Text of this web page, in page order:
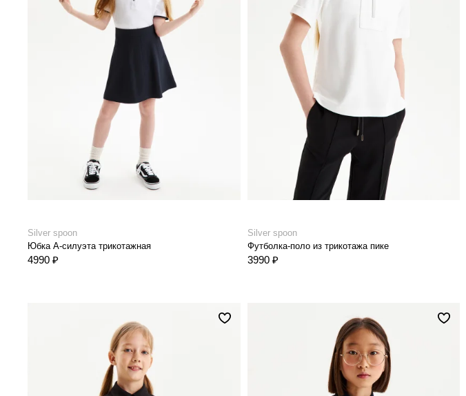
Silver spoon
Юбка А-силуэта трикотажная
4990 ₽
Silver spoon
Футболка-поло из трикотажа пике
3990 ₽